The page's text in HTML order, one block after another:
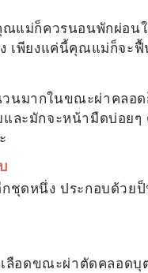
แม่ก็ควรนอนพักผ่อน
เพียงแค่นี้คุณแม่ก็จะ
นมากในขณะผ่าคลอ
ละมักจะหน้ามืดบ่อย
ชุดหนึ่ง ประกอบด้วย
ลือดขณะผ่าตัดคลอดบุ